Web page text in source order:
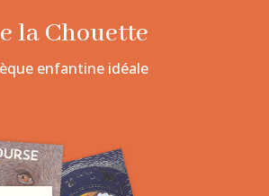
la Chouette
enfantine idéale